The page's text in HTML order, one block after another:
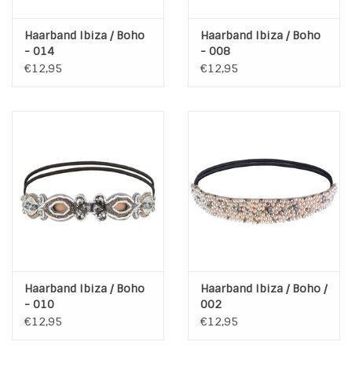
Haarband Ibiza / Boho
- 014
€12,95
Haarband Ibiza / Boho
- 008
€12,95
Haarband Ibiza / Boho
- 010
€12,95
Haarband Ibiza / Boho /
002
€12,95